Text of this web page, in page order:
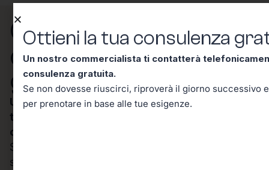
Ottieni la tua
consulenza
gratuita!
Un nostro commercialista ti contatterà
telefonicamente entro mezz’ora per una
consulenza gratuita.
Se non dovesse riuscirci, riproverà il giorno
successivo e in seguito riceverai un’email per
Ottieni la tua consulenza
Un nostro commercialista ti contatterà
consulenza gratuita.
Se non dovesse riuscirci, riproverà il giorno successivo
per prenotare in base alle tue esigenze.